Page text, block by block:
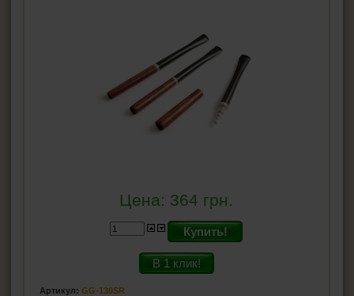
Цена: 364 грн.
Купить!
В 1 клик!
Артикул: GG-130SR